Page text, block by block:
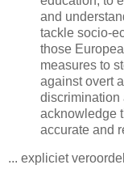
and
tackle socio-
those
measures to
against overt
discrimination
acknowledge
accurate and
... expliciet